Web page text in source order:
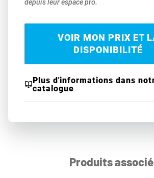
depuis leur espace pro.
VOIR MON PRIX ET
DISPONIBILITÉ
Plus d'informations dans
catalogue
Produits